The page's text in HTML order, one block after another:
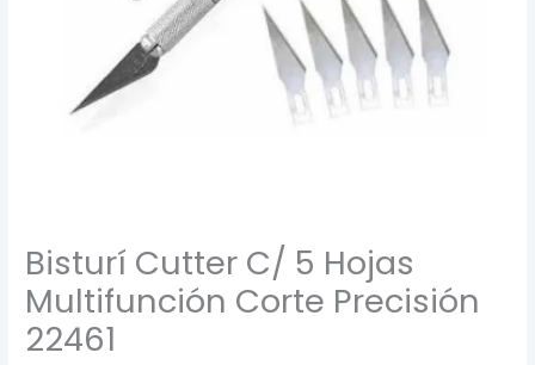
Bisturí Cutter C/ 5 Hojas
Multifunción Corte Precisión
22461